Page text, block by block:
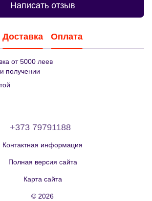
Написать отзыв
Доставка Оплата
от 5000 леев
получении
+373 79791188
Контактная информация
Полная версия сайта
Карта сайта
© 2026